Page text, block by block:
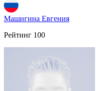
Машигина Евгения
Рейтинг 100